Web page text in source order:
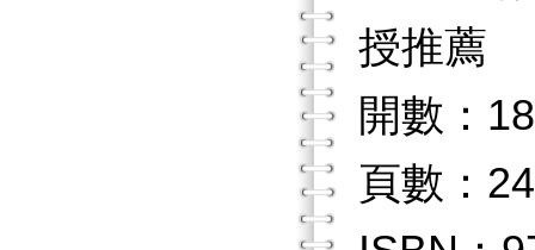
授推薦
開數：18
頁數：